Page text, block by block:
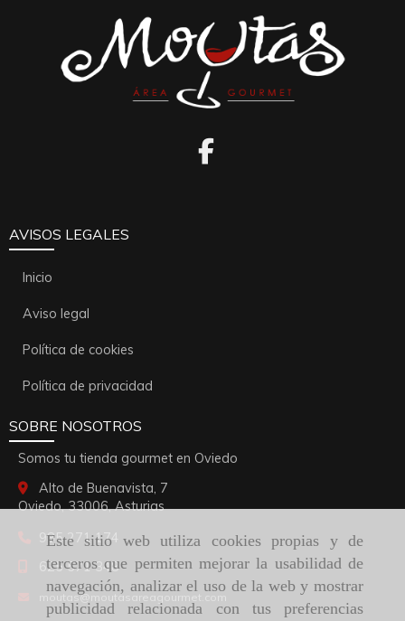
Este sitio web utiliza cookies propias y de
terceros que permiten mejorar la usabilidad de
navegación, analizar el uso de la web y mostrar
publicidad relacionada con tus preferencias
AVISOS LEGALES
Inicio
Aviso legal
Política de cookies
Política de privacidad
SOBRE NOSOTROS
Somos tu tienda gourmet en Oviedo
Alto de Buenavista, 7
Oviedo,33006,Asturias
985 271 174
625 571 348
moutas moutasareagourmet.com